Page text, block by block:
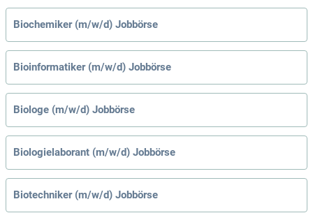
Biochemiker (m/w/d) Jobbörse
Bioinformatiker (m/w/d) Jobbörse
Biologe (m/w/d) Jobbörse
Biologielaborant (m/w/d) Jobbörse
Biotechniker (m/w/d) Jobbörse